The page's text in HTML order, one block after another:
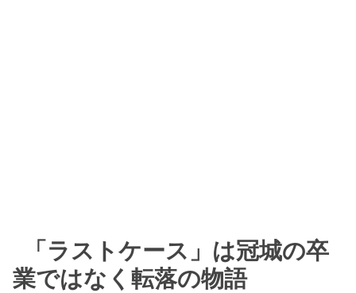
「ラストケース」は冠城の卒
業ではなく転落の物語